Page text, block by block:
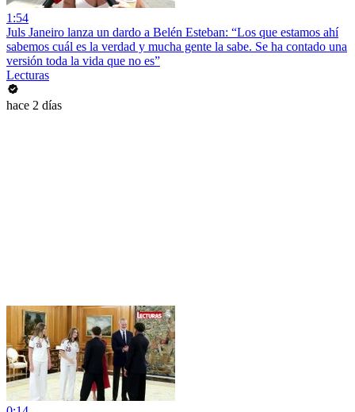
1:54
Juls Janeiro lanza un dardo a Belén Esteban: “Los que estamos ahí
sabemos cuál es la verdad y mucha gente la sabe. Se ha contado una
versión toda la vida que no es”
Lecturas
hace 2 días